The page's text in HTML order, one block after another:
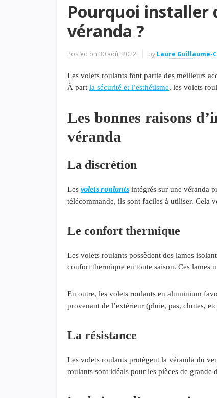
Pourquoi installer
véranda ?
Posted on 30 août 2022 by Laure Guillaume-
Les volets roulants font partie des meilleurs
À part la sécurité et l’esthétisme, les volets
Les bonnes raisons
véranda
La discrétion
Les volets roulantsintégrés sur une véranda
télécommande, ils sont faciles à utiliser. Cela
Le confort thermique
Les volets roulants possèdent des lames
confort thermique en toute saison. Ces lames
En outre, les volets roulants en aluminium
provenant de l’extérieur (pluie, pas, chutes,
La résistance
Les volets roulants protègent la véranda du
roulants sont idéals pour les pièces de grande